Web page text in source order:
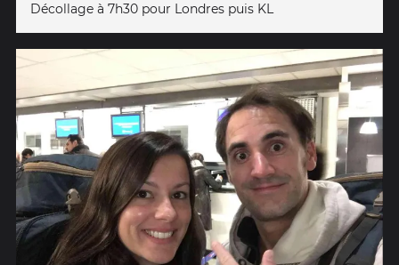
Décollage à 7h30 pour Londres puis KL